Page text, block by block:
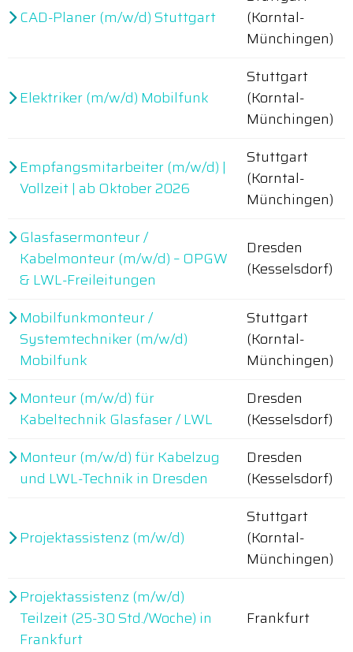
CAD-Planer (m/w/d) Stuttgart
(Korntal-
Münchingen)
Elektriker (m/w/d) Mobilfunk
Stuttgart
(Korntal-
Münchingen)
Empfangsmitarbeiter (m/w/d) |
Vollzeit | ab Oktober 2026
Stuttgart
(Korntal-
Münchingen)
Glasfasermonteur /
Kabelmonteur (m/w/d) – OPGW
& LWL-Freileitungen
Dresden
(Kesselsdorf)
Mobilfunkmonteur /
Systemtechniker (m/w/d)
Mobilfunk
Stuttgart
(Korntal-
Münchingen)
Monteur (m/w/d) für
Kabeltechnik Glasfaser / LWL
Dresden
(Kesselsdorf)
Monteur (m/w/d) für Kabelzug
und LWL-Technik in Dresden
Dresden
(Kesselsdorf)
Projektassistenz (m/w/d)
Stuttgart
(Korntal-
Münchingen)
Projektassistenz (m/w/d)
Teilzeit (25-30 Std./Woche) in
Frankfurt
Frankfurt